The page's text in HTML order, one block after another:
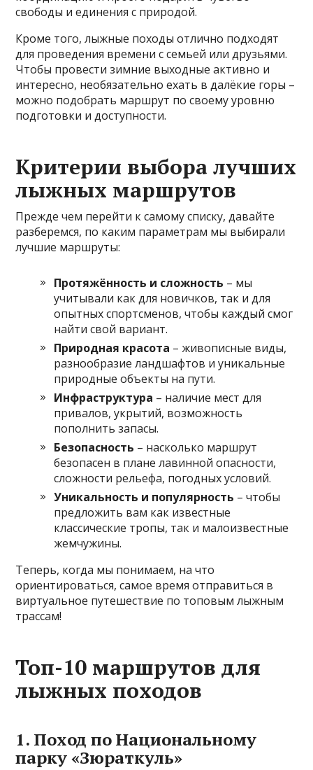
свободы и единения с природой.
Кроме того, лыжные походы отлично подходят
для проведения времени с семьей или друзьями.
Чтобы провести зимние выходные активно и
интересно, необязательно ехать в далёкие горы –
можно подобрать маршрут по своему уровню
подготовки и доступности.
Критерии выбора лучших
лыжных маршрутов
Прежде чем перейти к самому списку, давайте
разберемся, по каким параметрам мы выбирали
лучшие маршруты:
Протяжённость и сложность – мы
учитывали как для новичков, так и для
опытных спортсменов, чтобы каждый смог
найти свой вариант.
Природная красота – живописные виды,
разнообразие ландшафтов и уникальные
природные объекты на пути.
Инфраструктура – наличие мест для
привалов, укрытий, возможность
пополнить запасы.
Безопасность – насколько маршрут
безопасен в плане лавинной опасности,
сложности рельефа, погодных условий.
Уникальность и популярность – чтобы
предложить вам как известные
классические тропы, так и малоизвестные
жемчужины.
Теперь, когда мы понимаем, на что
ориентироваться, самое время отправиться в
виртуальное путешествие по топовым лыжным
трассам!
Топ-10 маршрутов для
лыжных походов
1. Поход по Национальному
парку «Зюраткуль»